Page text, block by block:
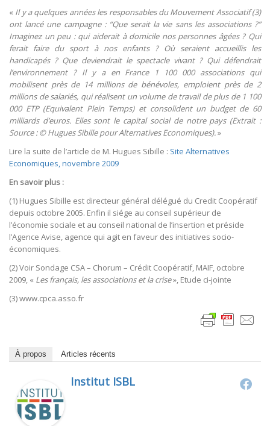
« Il y a quelques années les responsables du Mouvement Associatif (3)
ont lancé une campagne : “Que serait la vie sans les associations ?”
Imaginez un peu : qui aiderait à domicile nos personnes âgées ? Qui
ferait faire du sport à nos enfants ? Où seraient accueillis les
handicapés ? Que deviendrait le spectacle vivant ? Qui défendrait
l’environnement ? Il y a en France 1 100 000 associations qui
mobilisent près de 14 millions de bénévoles, emploient près de 2
millions de salariés, qui réalisent un volume de travail de plus de 1 100
000 ETP (Equivalent Plein Temps) et consolident un budget de 60
milliards d’euros. Elles sont le capital social de notre pays (Extrait :
Source : © Hugues Sibille pour Alternatives Economiques).»
Lire la suite de l’article de M. Hugues Sibille : Site Alternatives
Economiques, novembre 2009
En savoir plus :
(1) Hugues Sibille est directeur général délégué du Credit Coopératif
depuis octobre 2005. Enfin il siége au conseil supérieur de
l’économie sociale et au conseil national de l’insertion et préside
l’Agence Avise, agence qui agit en faveur des initiatives socio-
économiques.
(2) Voir Sondage CSA – Chorum – Crédit Coopératif, MAIF, octobre
2009, « Les français, les associations et la crise», Etude ci-jointe
(3) www.cpca.asso.fr
À propos Articles récents
Institut ISBL